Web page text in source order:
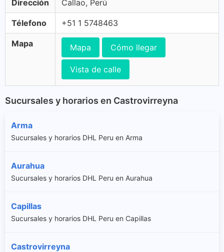
Dirección Callao, Perú
Télefono +51 1 5748463
Mapa Mapa Cómo llegar
Vista de calle
Sucursales y horarios en Castrovirreyna
Arma
Sucursales y horarios DHL Peru en Arma
Aurahua
Sucursales y horarios DHL Peru en Aurahua
Capillas
Sucursales y horarios DHL Peru en Capillas
Castrovirreyna